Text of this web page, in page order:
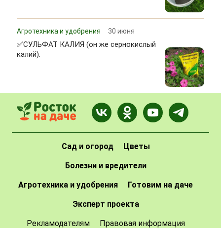
Агротехника и удобрения 30 июня
✅СУЛЬФАТ КАЛИЯ (он же сернокислый
калий).
Сад и огород Цветы
Болезни и вредители
Агротехника и удобрения Готовим на даче
Эксперт проекта
Рекламодателям Правовая информация